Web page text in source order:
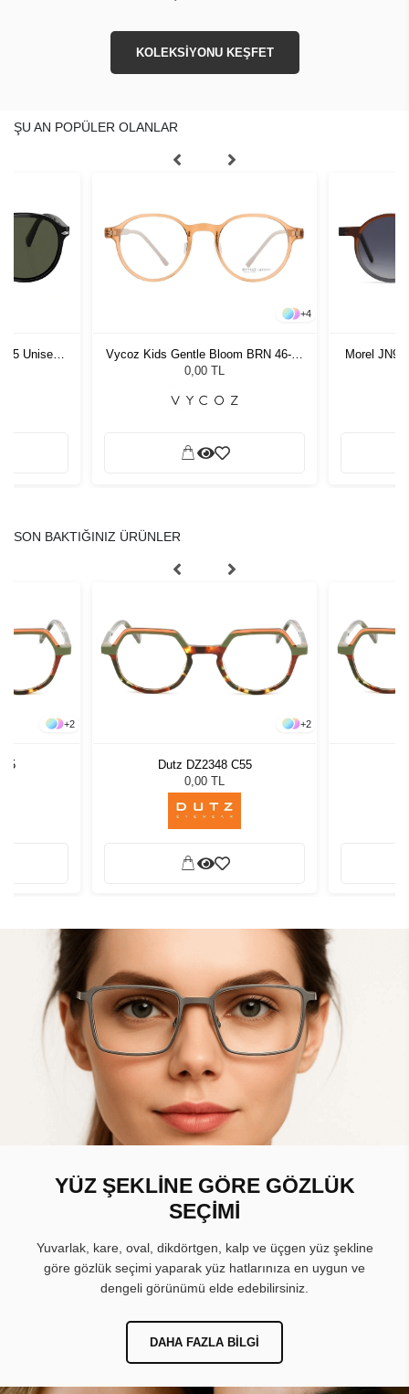
KOLEKSİYONU KEŞFET
ŞU AN POPÜLER OLANLAR
55 Unisex
+4
Vycoz Kids Gentle Bloom BRN 46-19
135
0,00 TL
Morel
SON BAKTIĞINIZ ÜRÜNLER
+2 +2
Dutz DZ2348 C55
0,00 TL
YÜZ ŞEKLİNE GÖRE GÖZLÜK
SEÇİMİ
Yuvarlak, kare, oval, dikdörtgen, kalp ve üçgen yüz şekline
göre gözlük seçimi yaparak yüz hatlarınıza en uygun ve
dengeli görünümü elde edebilirsiniz.
DAHA FAZLA BILGI